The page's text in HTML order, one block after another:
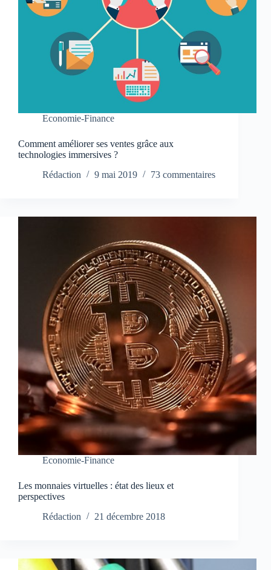
Economie-Finance
Comment améliorer ses ventes grâce aux
technologies immersives ?
Rédaction
9 mai 2019 73 commentaires
Economie-Finance
Les monnaies virtuelles : état des lieux et
perspectives
Rédaction
21 décembre 2018